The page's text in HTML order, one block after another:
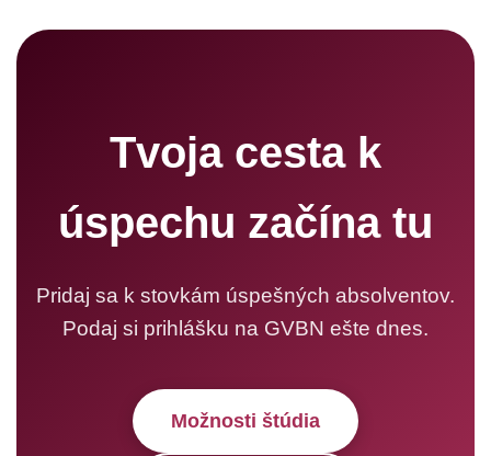
Tvoja cesta k
úspechu začína tu
Pridaj sa k stovkám úspešných absolventov.
Podaj si prihlášku na GVBN ešte dnes.
Možnosti štúdia